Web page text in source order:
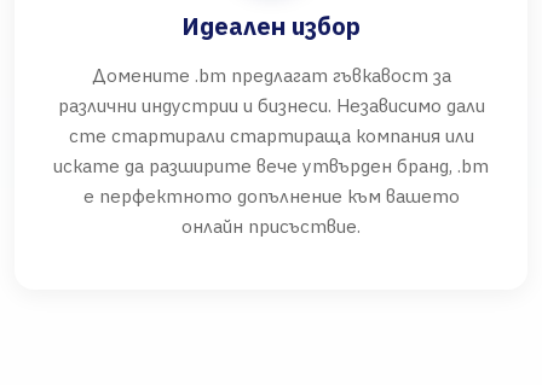
Идеален избор
Домените .bm предлагат гъвкавост за
различни индустрии и бизнеси. Независимо дали
сте стартирали стартираща компания или
искате да разширите вече утвърден бранд, .bm
е перфектното допълнение към вашето
онлайн присъствие.